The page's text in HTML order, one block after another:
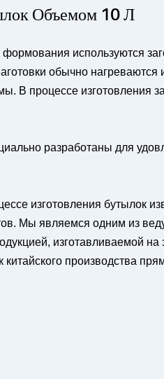
Объемом 10 Л
используются
обычно
процессе изготовления
разработаны для
изготовления бутылок
Мы являемся одним из
изготавливаемой
производства